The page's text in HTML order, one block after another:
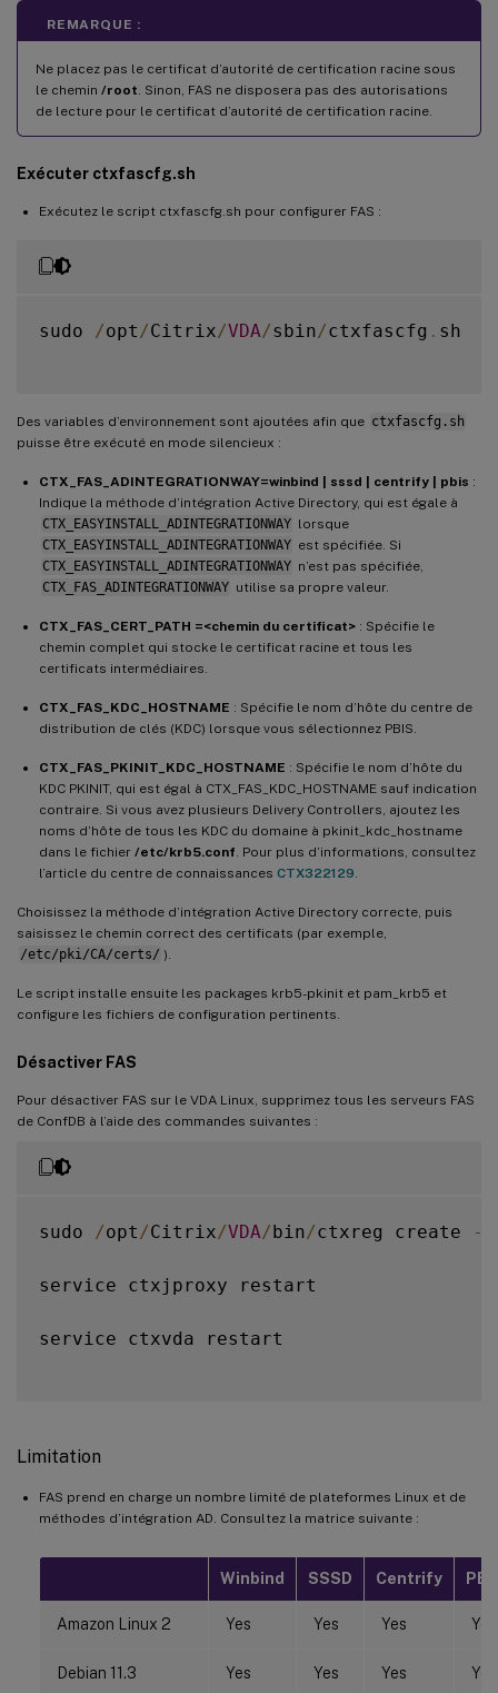
REMARQUE :
Ne placez pas le certificat d’autorité de certification racine sous
le chemin /root . Sinon, FAS ne disposera pas des autorisations
de lecture pour le certificat d’autorité de certification racine.
Exécuter ctxfascfg.sh
Exécutez le script ctxfascfg.sh pour configurer FAS :
sudo /opt /Citrix/VDA/sbin/ctxfascfg . sh
Des variables d’environnement sont ajoutées afin que ctxfascfg.sh
puisse être exécuté en mode silencieux :
CTX_FAS_ADINTEGRATIONWAY=winbind | sssd | centrify | pbis :
Indique la méthode d’intégration Active Directory, qui est égale à
CTX_EASYINSTALL_ADINTEGRATIONWAY lorsque
CTX_EASYINSTALL_ADINTEGRATIONWAY est spécifiée. Si
CTX_EASYINSTALL_ADINTEGRATIONWAY n’est pas spécifiée,
CTX_FAS_ADINTEGRATIONWAY utilise sa propre valeur.
CTX_FAS_CERT_PATH =<chemin du certificat> : Spécifie le
chemin complet qui stocke le certificat racine et tous les
certificats intermédiaires.
CTX_FAS_KDC_HOSTNAME : Spécifie le nom d’hôte du centre de
distribution de clés (KDC) lorsque vous sélectionnez PBIS.
CTX_FAS_PKINIT_KDC_HOSTNAME : Spécifie le nom d’hôte du
KDC PKINIT, qui est égal à CTX_FAS_KDC_HOSTNAME sauf indication
contraire. Si vous avez plusieurs Delivery Controllers, ajoutez les
noms d’hôte de tous les KDC du domaine à pkinit_kdc_hostname
dans le fichier /etc/krb5.conf . Pour plus d’informations, consultez
l’article du centre de connaissances CTX322129
Choisissez la méthode d’intégration Active Directory correcte, puis
saisissez le chemin correct des certificats (par exemple,
/etc/pki/CA/certs/ ).
Le script installe ensuite les packages krb5-pkinit et pam_krb5 et
configure les fichiers de configuration pertinents.
Désactiver FAS
Pour désactiver FAS sur le VDA Linux, supprimez tous les serveurs FAS
de ConfDB à l’aide des commandes suivantes :
sudo /opt /Citrix/VDA/bin/ctxreg create -
service ctxjproxy restart
service ctxvda restart
Limitation
FAS prend en charge un nombre limité de plateformes Linux et de
méthodes d’intégration AD. Consultez la matrice suivante :
Winbind SSSD Centrify
Amazon Linux 2 Yes Yes Yes Yes
Debian 11.3 Yes Yes Yes Yes